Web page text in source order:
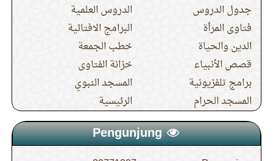
جدول الدروس
الدروس العلمية
فتاوى المرأة
البرامج الافتائية
الدين والحياة
خطب الجمعة
قصص الأنبياء
خزانة الفتاوى
برامج تلفزيونية
المسجد النبوي
المسجد الحرام
الرئيسية
Pengunjung